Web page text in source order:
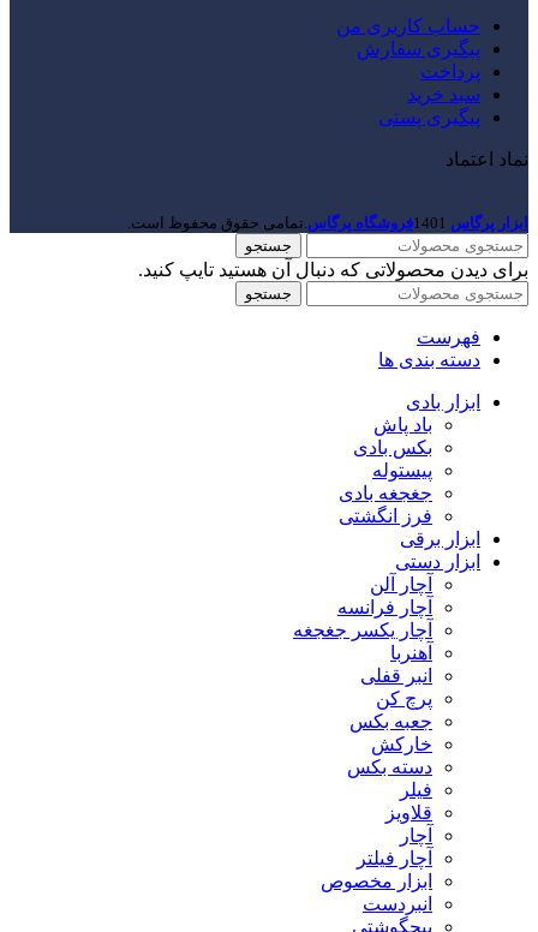
حساب کاربری من
پیگیری سفارش
پرداخت
سبد خرید
پیگیری پستی
نماد اعتماد
ابزار پرگاس 1401فروشگاه پرگاس.تمامی حقوق محفوظ است.
جستجو
برای دیدن محصولاتی که دنبال آن هستید تایپ کنید.
جستجو
فهرست
دسته بندی ها
ابزار بادی
باد پاش
بکس بادی
پیستوله
جغجغه بادی
فرز انگشتی
ابزار برقی
ابزار دستی
آچار آلن
آچار فرانسه
آچار یکسر جغجغه
آهنربا
انبر قفلی
پرچ کن
جعبه بکس
خارکش
دسته بکس
فیلر
قلاویز
آچار
آچار فیلتر
ابزار مخصوص
انبردست
پیچگوشتی